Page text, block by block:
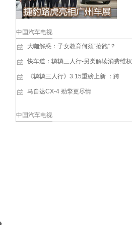
中国汽车电视
大咖解惑：子女教育何须“抢跑”？
快车道：辚辚三人行-另类解读消费维权
《辚辚三人行》3.15重磅上新 ：跨
马自达CX-4 劲擎更尽情
中国汽车电视